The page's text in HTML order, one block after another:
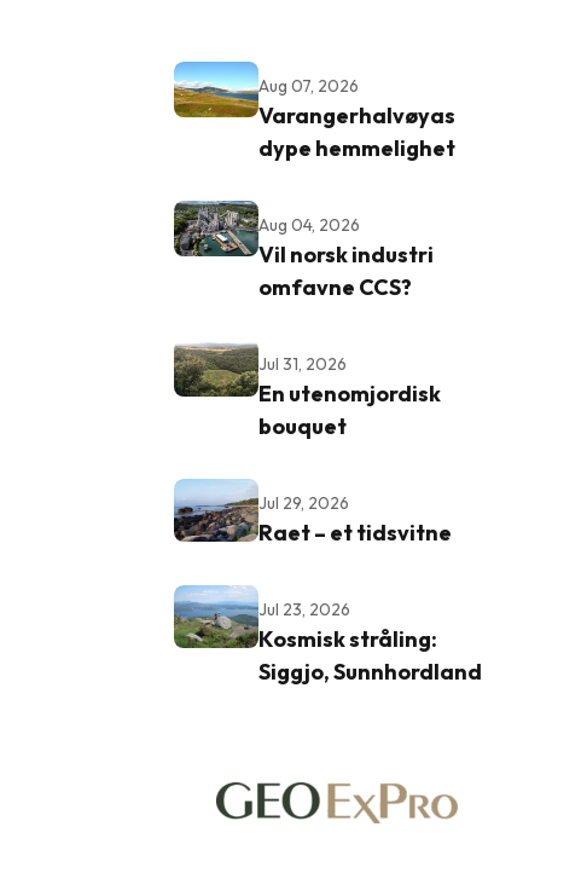
Aug 07, 2026
Varangerhalvøyas
dype hemmelighet
Aug 04, 2026
Vil norsk industri
omfavne CCS?
Jul 31, 2026
En utenomjordisk
bouquet
Jul 29, 2026
Raet – et tidsvitne
Jul 23, 2026
Kosmisk stråling:
Siggjo, Sunnhordland